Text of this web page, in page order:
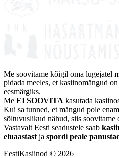
Me soovitame kõigil oma lugejatel
pidada meeles, et kasiinomängud
eesmärgiks.
Me EI SOOVITA kasutada
Kui sa tunned, et mängud pole
sõltuvuslikud nähud, siis soovitame
Vastavalt Eesti seadustele saab
eluaastast ja spordi peale
EestiKasiinod © 2026